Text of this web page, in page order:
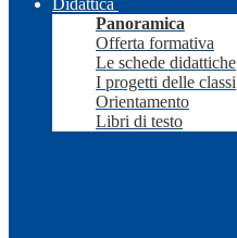
Didattica
Panoramica
Offerta formativa
Le schede didattiche
I progetti delle classi
Orientamento
Libri di testo